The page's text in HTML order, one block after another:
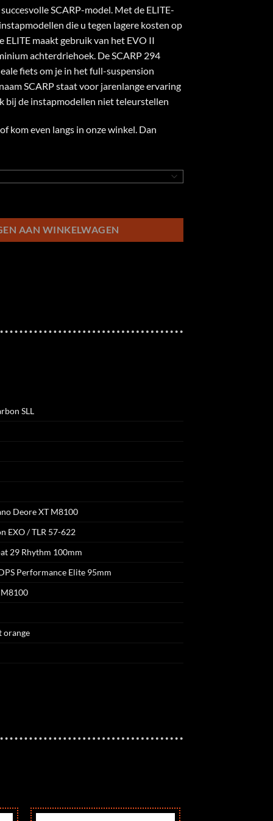
€2.549,00.
SCARP-model. Met de ELITE-
die u tegen lagere kosten op
ELITE maakt gebruik van het EVO II
achterdriehoek. De SCARP 294
fiets om je in het full-suspension
SCARP staat voor jarenlange ervaring
bij de instapmodellen niet teleurstellen
kom even langs in onze winkel. Dan
AAN WINKELWAGEN
SLL
Deore XT M8100
EXO / TLR 57-622
29 Rhythm 100mm
Performance Elite 95mm
M8100
orange